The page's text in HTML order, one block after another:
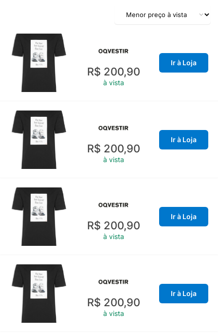
R$ 200,90
à vista
Ir à Loja
R$ 200,90
à vista
Ir à Loja
R$ 200,90
à vista
Ir à Loja
R$ 200,90
à vista
Ir à Loja